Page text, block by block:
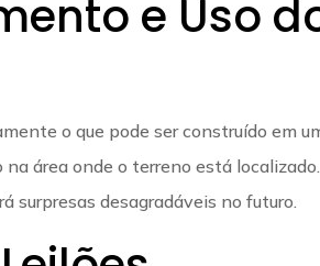
e Uso
o que pode ser construído em
área onde o terreno está localizado.
surpresas desagradáveis no futuro.